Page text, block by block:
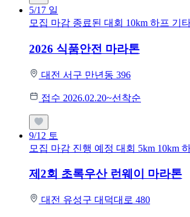
5/17 일
모집 마감 종료된 대회 10km 하프 기
2026 식품안전 마라톤
대전 서구 만년동 396
접수 2026.02.20~선착순
9/12 토
모집 마감 진행 예정 대회 5km 10km
제2회 초록우산 런웨이 마라톤
대전 유성구 대덕대로 480